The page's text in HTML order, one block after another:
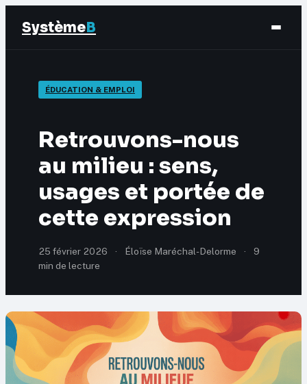
SystèmeB
Finance
Éducation & Emploi
Marketing
ÉDUCATION & EMPLOI
Retrouvons-nous
au milieu : sens,
usages et portée de
cette expression
25 février 2026 · Éloïse Maréchal-Delorme ·
9
min de lecture